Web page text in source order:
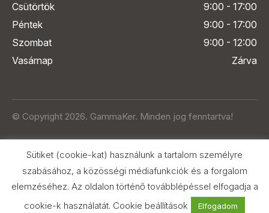
Csütörtök
9:00 - 17:00
Péntek
9:00 - 17:00
Szombat
9:00 - 12:00
Vasárnap
Zárva
© Copyright 2026. GammaKer. Minden jog fenntartva!
Árak és paraméterek összehasonlítása
Sütiket (cookie-kat) használunk a tartalom személyre
szabásához, a közösségi médiafunkciók és a forgalom
elemzéséhez. Az oldalon történő továbblépéssel elfogadja a
cookie-k használatát. Cookie beállítások Elfogadom